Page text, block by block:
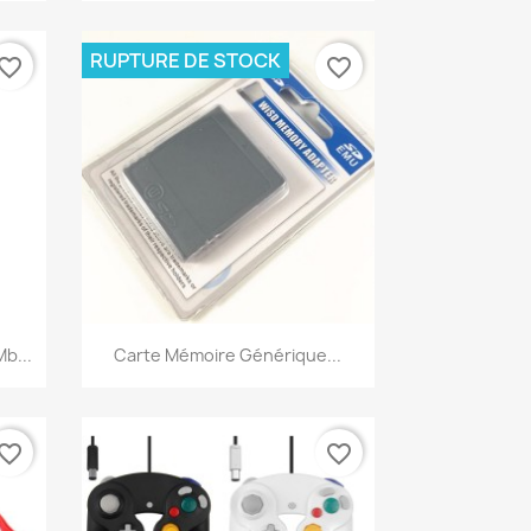
Aperçu rapide
Carte Mémoire Générique...
RUPTURE DE STOCK favorite_border
favorite_border